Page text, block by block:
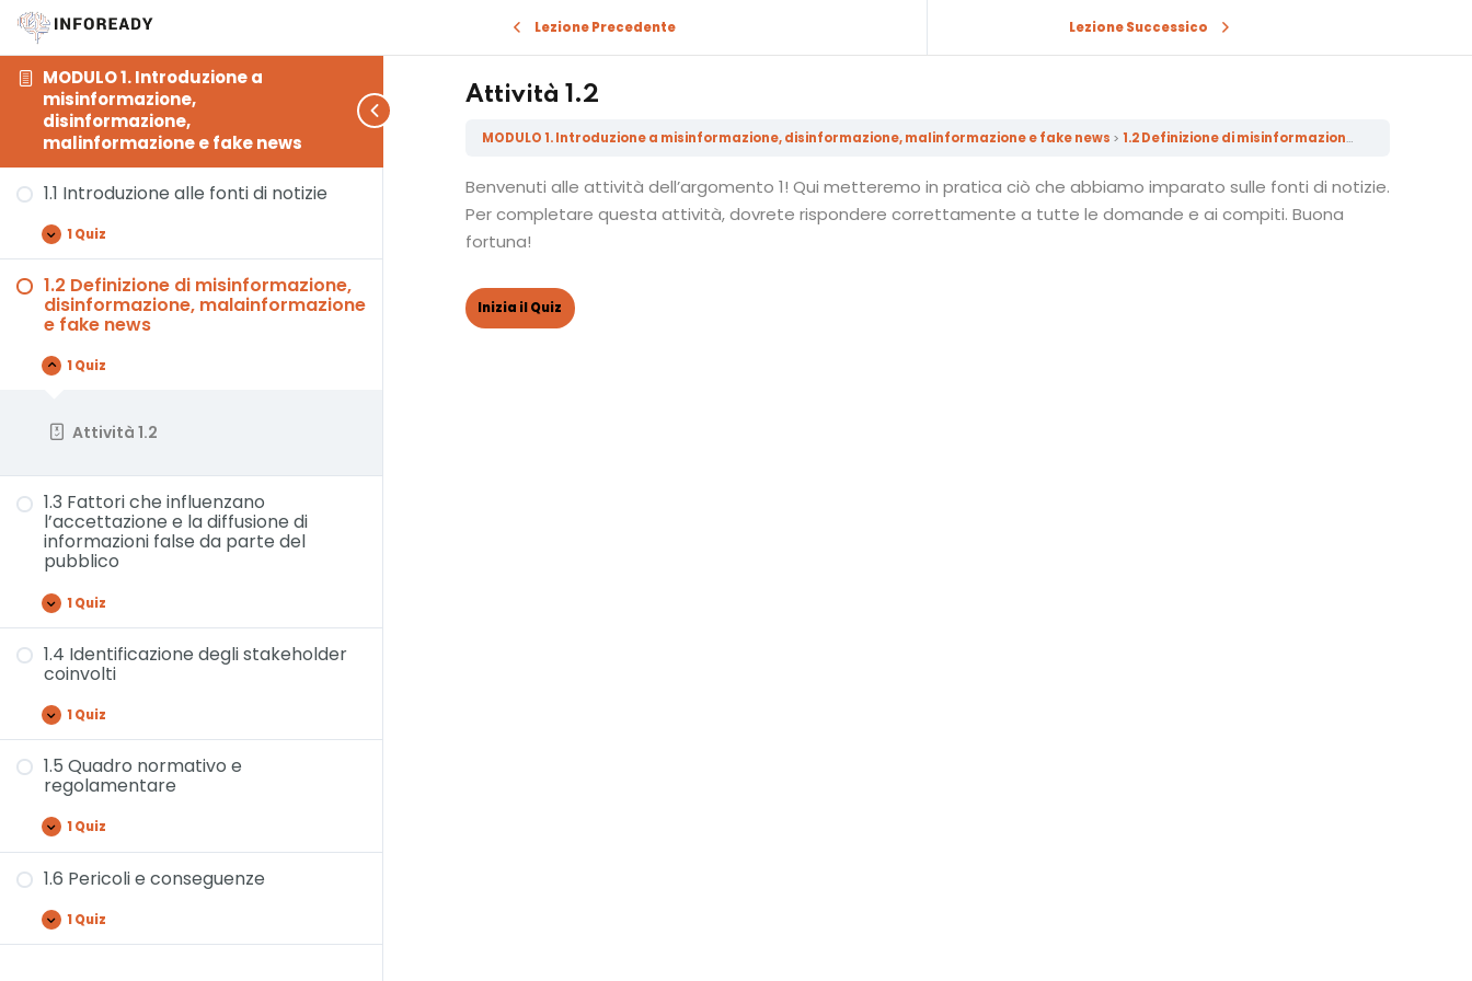
MODULO 1. Introduzione a
misinformazione,
disinformazione,
malinformazione e fake news
1.1 Introduzione alle fonti di notizie
1 Quiz
1.2 Definizione di misinformazione,
disinformazione, malainformazione
e fake news
1 Quiz
Attività 1.2
1.3 Fattori che influenzano
l’accettazione e la diffusione di
informazioni false da parte del
pubblico
1 Quiz
1.4 Identificazione degli stakeholder
coinvolti
1 Quiz
1.5 Quadro normativo e
regolamentare
1 Quiz
1.6 Pericoli e conseguenze
1 Quiz
Lezione Precedente Lezione Successico
Attività 1.2
MODULO 1. Introduzione a misinformazione, disinformazione, malinformazione e fake news 1.2 Definizione di misinformazione, disinformazione, malainformazione e fake news
Benvenuti alle attività dell’argomento 1! Qui metteremo in pratica ciò che abbiamo imparato sulle fonti di notizie.
Per completare questa attività, dovrete rispondere correttamente a tutte le domande e ai compiti. Buona
fortuna!
Sign in Sign up